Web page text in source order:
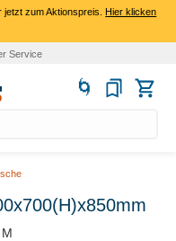
jetzt zum Aktionspreis.Hier klicken
Service